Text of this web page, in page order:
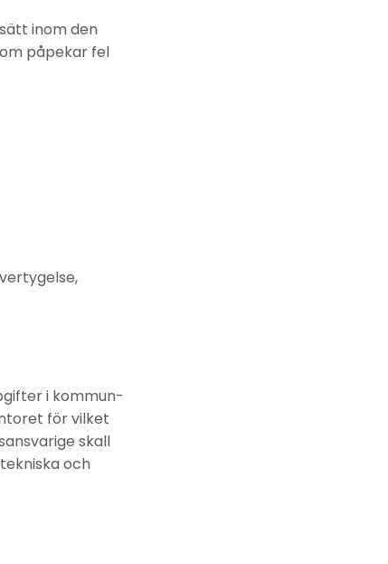
inom den
påpekar fel
i kommun­
för vilket
skall
och